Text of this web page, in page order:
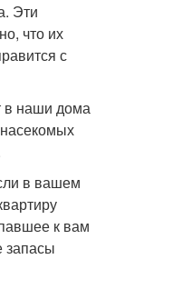
Эти
что их
с
в наши дома
в вашем
к вам
запасы